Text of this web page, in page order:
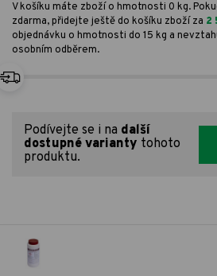
V košíku máte zboží o hmotnosti 0 kg.
zdarma, přidejte ještě do košíku zboží za 2
objednávku o hmotnosti do 15 kg a
osobním odběrem.
Podívejte se i na další
dostupné varianty tohoto
produktu.